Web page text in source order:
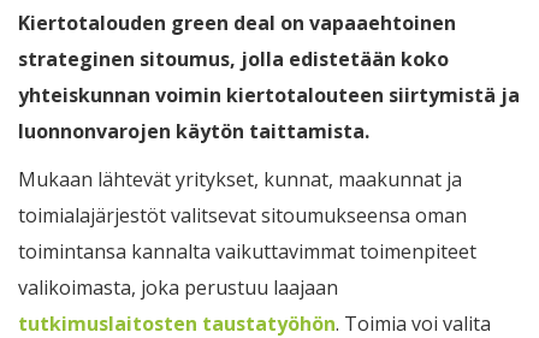
Kiertotalouden green deal on vapaaehtoinen
strateginen sitoumus, jolla edistetään koko
yhteiskunnan voimin kiertotalouteen siirtymistä ja
luonnonvarojen käytön taittamista.
Mukaan lähtevät yritykset, kunnat, maakunnat ja
toimialajärjestöt valitsevat sitoumukseensa oman
toimintansa kannalta vaikuttavimmat toimenpiteet
valikoimasta, joka perustuu laajaan
tutkimuslaitosten taustatyöhön. Toimia voi valita